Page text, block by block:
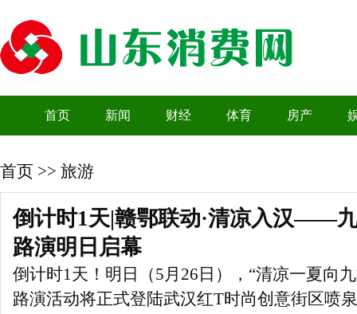
首页 新闻 财经 体育 房产
首页 >> 旅游
倒计时1天|赣鄂联动·清凉入汉——
路演明日启幕
倒计时1天！明日（5月26日），“清凉一夏向
路演活动将正式登陆武汉红T时尚创意街区喷